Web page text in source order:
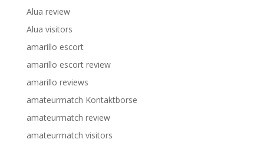
Alua review
Alua visitors
amarillo escort
amarillo escort review
amarillo reviews
amateurmatch Kontaktborse
amateurmatch review
amateurmatch visitors